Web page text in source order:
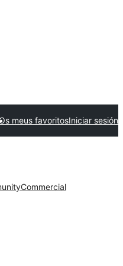
Os meus favoritosIniciar sesión
Commercial